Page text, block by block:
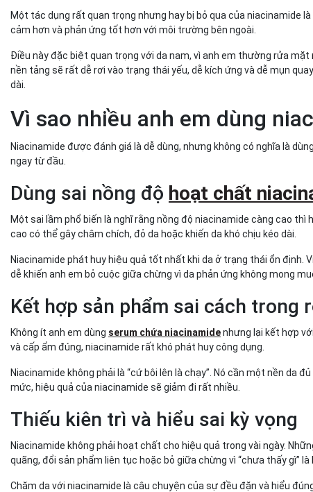
Một tác dụng rất quan trọng nhưng hay bị bỏ qua của niacinamide
cảm hơn và phản ứng tốt hơn với môi trường bên ngoài.
Điều này đặc biệt quan trọng với da nam, vì anh em thường rửa
nền tảng sẽ rất dễ rơi vào trạng thái yếu, dễ kích ứng và dễ mụn
dài.
Vì sao nhiều anh em dùng
Niacinamide được đánh giá là dễ dùng, nhưng không có nghĩa là
ngay từ đầu.
Dùng sai nồng độ hoạt chất
Một sai lầm phổ biến là nghĩ rằng nồng độ niacinamide càng cao
cao có thể gây châm chích, đỏ da hoặc khiến da khó chịu kéo dài.
Niacinamide phát huy hiệu quả tốt nhất khi da ở trạng thái ổn định.
dễ khiến anh em bỏ cuộc giữa chừng vì da phản ứng không mong
Kết hợp sản phẩm sai cách trong
Không ít anh em dùng serum chứa niacinamidenhưng lại kết hợp
và cấp ẩm đúng, niacinamide rất khó phát huy công dụng.
Niacinamide không phải là “cứ bôi lên là chạy”. Nó cần một nền da
mức, hiệu quả của niacinamide sẽ giảm đi rất nhiều.
Thiếu kiên trì và hiểu sai kỳ vọng
Niacinamide không phải hoạt chất cho hiệu quả trong vài ngày.
quãng, đổi sản phẩm liên tục hoặc bỏ giữa chừng vì “chưa thấy gì”
Chăm da với niacinamide là câu chuyện của sự đều đặn và hiểu